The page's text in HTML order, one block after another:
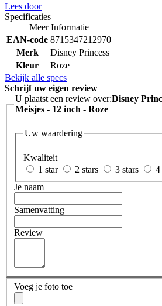
Lees door
Specificaties
Meer Informatie
EAN-code 8715347212970
Merk
Disney Princess
Kleur
Roze
Bekijk alle specs
Schrijf uw eigen review
U plaatst een review over:Disney
Meisjes - 12 inch - Roze
Uw waardering
Kwaliteit
1 star
2 stars 3 stars 4
Je naam
Samenvatting
Review
Voeg je foto toe